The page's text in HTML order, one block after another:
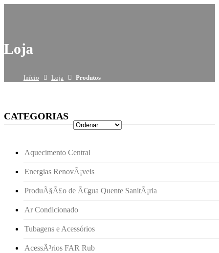
Loja
Início Loja Produtos
CATEGORIAS
Aquecimento Central
Energias RenovÃ¡veis
ProduÃ§Ã£o de Ã€gua Quente SanitÃ¡ria
Ar Condicionado
Tubagens e Acessórios
AcessÃ³rios FAR Rub